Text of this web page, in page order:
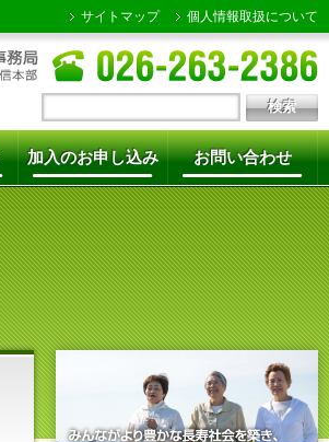
サイトマップ 個人情報取扱について
加入のお申し込み お問い合わせ